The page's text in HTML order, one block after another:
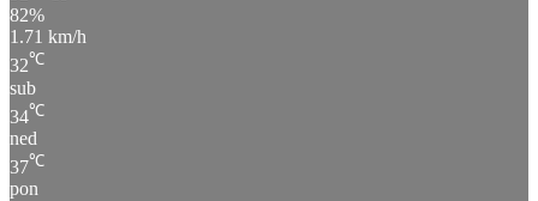
82%
1.71 km/h
32℃
sub
34℃
ned
37℃
pon